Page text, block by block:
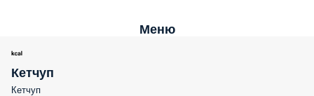
Меню
Кетчуп
Кетчуп